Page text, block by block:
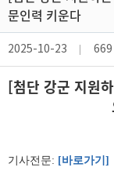
문인력 키운다
2025-10-23 669
[첨단 강군 지원
기사전문: [바로가기]